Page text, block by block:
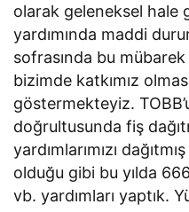
olarak geleneksel hale
yardımında maddi
sofrasında bu
bizimde katkımız
göstermekteyiz.
doğrultusunda fiş
yardımlarımızı
olduğu gibi bu yılda
vb. yardımları yaptık.